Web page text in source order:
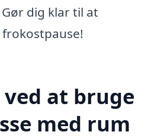
dig klar til at
ved at bruge
med rum